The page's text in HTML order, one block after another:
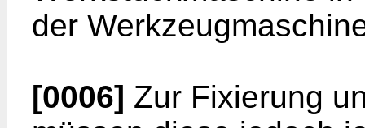
der
[0006] Zur Fixierung